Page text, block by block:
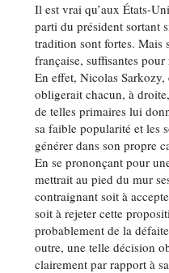
Il est vrai qu’aux États-
parti du président sortant
tradition sont fortes. Mais
française, suffisantes
En effet, Nicolas
obligerait chacun, à
de telles primaires lui
sa faible popularité et les
générer dans son propre
En se prononçant pour
mettrait au pied du mur
contraignant soit à
soit à rejeter cette
probablement de la
outre, une telle décision
clairement par rapport à